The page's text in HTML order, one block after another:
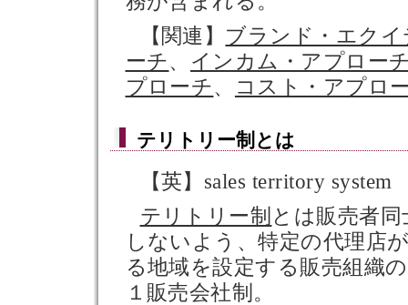
【関連】 ブランド・エクイ
ーチ、 インカム・アプロー
プローチ、 コスト・アプロ
テリトリー制 とは
【英】sales territory system
テリトリー制 とは販売者
しないよう、特定の代理店
る地域を設定する販売組織
１販売会社制。